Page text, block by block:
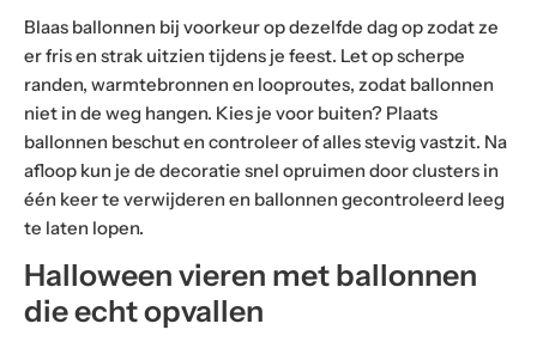
Blaas ballonnen bij voorkeur op dezelfde dag op zodat ze
er fris en strak uitzien tijdens je feest. Let op scherpe
randen, warmtebronnen en looproutes, zodat ballonnen
niet in de weg hangen. Kies je voor buiten? Plaats
ballonnen beschut en controleer of alles stevig vastzit. Na
afloop kun je de decoratie snel opruimen door clusters in
één keer te verwijderen en ballonnen gecontroleerd leeg
te laten lopen.
Halloween vieren met ballonnen
die echt opvallen